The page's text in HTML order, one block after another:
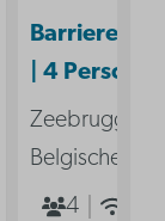
| 4
Zeebrugge,
Belgische
4